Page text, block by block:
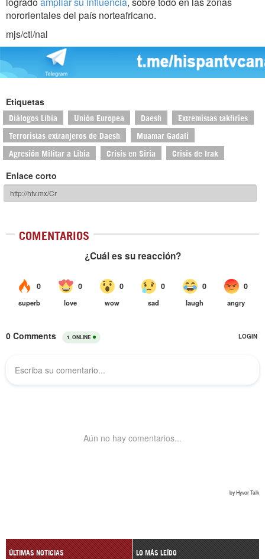
nororientales del país norteafricano.
mjs/ctl/nal
Etiquetas
Diálogos Libia Unión Europea Daesh Extremistas takfiríes
Terroristas extranjeros de Daesh Muamar Gadafi
Agresión Militar a Libia Crisis en Siria Crisis de Irak
Enlace corto
COMENTARIOS
ÚLTIMAS NOTICIAS LO MÁS LEÍDO